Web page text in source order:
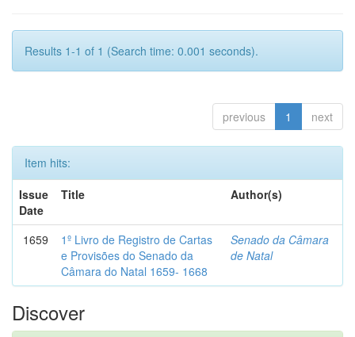
Results 1-1 of 1 (Search time: 0.001 seconds).
previous 1 next
Item hits:
Issue
Date
Title Author(s)
1659
1º Livro de Registro de Cartas
e Provisões do Senado da
Câmara do Natal 1659- 1668
Senado da Câmara
de Natal
Discover